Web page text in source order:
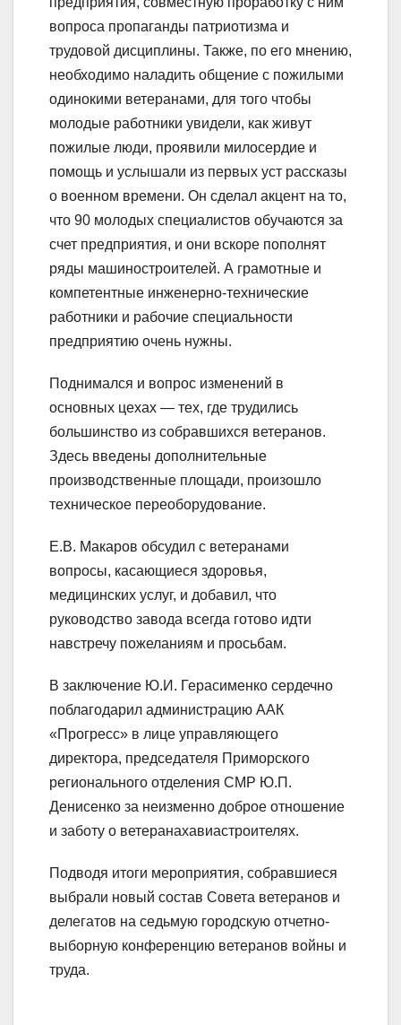
вопроса пропаганды патриотизма и
трудовой дисциплины. Также, по его мнению,
необходимо наладить общение с пожилыми
одинокими ветеранами, для того чтобы
молодые работники увидели, как живут
пожилые люди, проявили милосердие и
помощь и услышали из первых уст рассказы
о военном времени. Он сделал акцент на то,
что 90 молодых специалистов обучаются за
счет предприятия, и они вскоре пополнят
ряды машиностроителей. А грамотные и
компетентные инженерно-технические
работники и рабочие специальности
предприятию очень нужны.
Поднимался и вопрос изменений в
основных цехах — тех, где трудились
большинство из собравшихся ветеранов.
Здесь введены дополнительные
производственные площади, произошло
техническое переоборудование.
Е.В. Макаров обсудил с ветеранами
вопросы, касающиеся здоровья,
медицинских услуг, и добавил, что
руководство завода всегда готово идти
навстречу пожеланиям и просьбам.
В заключение Ю.И. Герасименко сердечно
поблагодарил администрацию ААК
«Прогресс» в лице управляющего
директора, председателя Приморского
регионального отделения СМР Ю.П.
Дениcенко за неизменно доброе отношение
и заботу о ветеранах­авиастроителях.
Подводя итоги мероприятия, собравшиеся
выбрали новый состав Совета ветеранов и
делегатов на седьмую городскую отчетно-
выборную конференцию ветеранов войны и
труда.